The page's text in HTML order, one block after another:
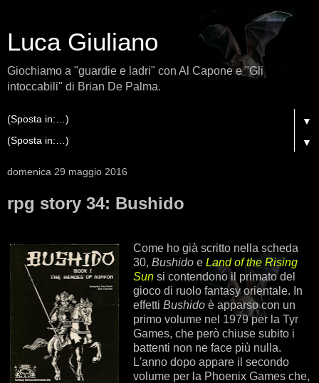
Luca Giuliano
Giochiamo a "guardie e ladri" con Al Capone e "Gli
intoccabili" di Brian De Palma.
▼
▼
domenica 29 maggio 2016
rpg story 34: Bushido
Come ho già scritto nella scheda
30, Bushidoe Land of the Rising
Sunsi contendono il primato del
gioco di ruolo fantasy orientale. In
effetti Bushidoè apparso con un
primo volume nel 1979 per la Tyr
Games, che però chiuse subito i
battenti non ne face più nulla.
L'anno dopo appare il secondo
volume per la Phoenix Games che,